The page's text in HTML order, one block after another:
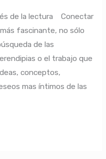
de la lectura Conectar
fascinante, no sólo
de las
o el trabajo que
conceptos,
mas íntimos de las